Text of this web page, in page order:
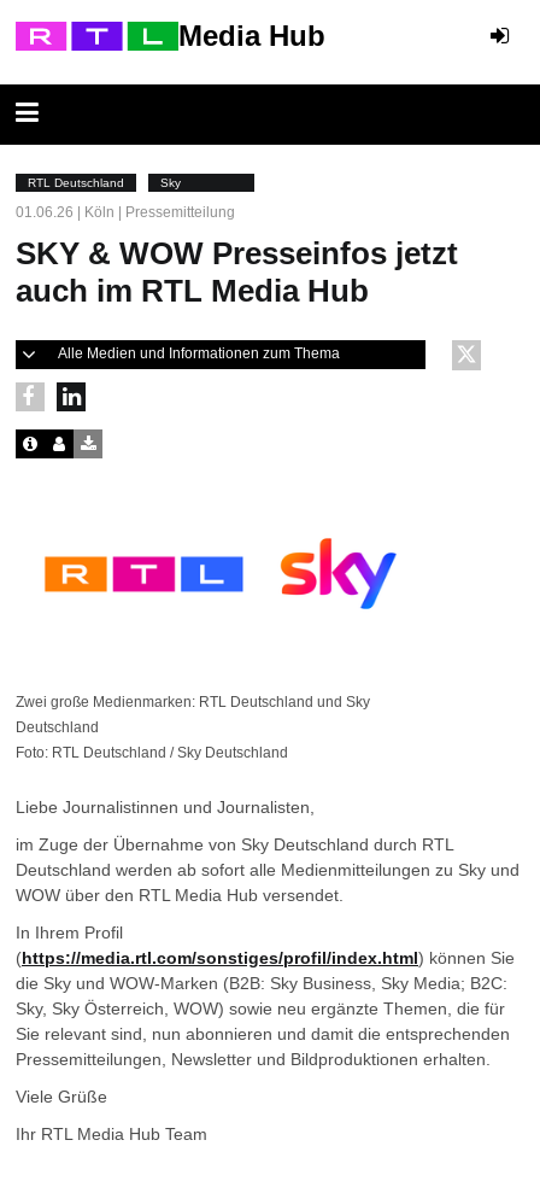
Media Hub
RTL Deutschland Sky
01.06.26 | Köln | Pressemitteilung
SKY & WOW Presseinfos jetzt
auch im RTL Media Hub
Alle Medien und Informationen zum Thema
Zwei große Medienmarken: RTL Deutschland und Sky
Deutschland
Foto: RTL Deutschland / Sky Deutschland
Liebe Journalistinnen und Journalisten,
im Zuge der Übernahme von Sky Deutschland durch RTL
Deutschland werden ab sofort alle Medienmitteilungen zu Sky und
WOW über den RTL Media Hub versendet.
In Ihrem Profil
(https://media.rtl.com/sonstiges/profil/index.html) können Sie
die Sky und WOW-Marken (B2B: Sky Business, Sky Media; B2C:
Sky, Sky Österreich, WOW) sowie neu ergänzte Themen, die für
Sie relevant sind, nun abonnieren und damit die entsprechenden
Pressemitteilungen, Newsletter und Bildproduktionen erhalten.
Viele Grüße
Ihr RTL Media Hub Team